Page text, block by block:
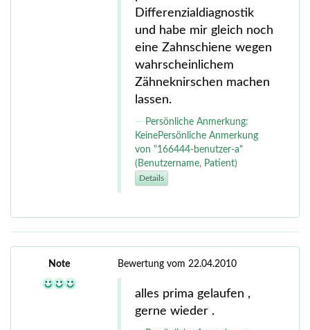
Differenzialdiagnostik
und habe mir gleich noch
eine Zahnschiene wegen
wahrscheinlichem
Zähneknirschen machen
lassen.
Persönliche Anmerkung:
KeinePersönliche Anmerkung
von "166444-benutzer-a"
(Benutzername, Patient)
Details
Note Bewertung vom 22.04.2010
alles prima gelaufen ,
gerne wieder .